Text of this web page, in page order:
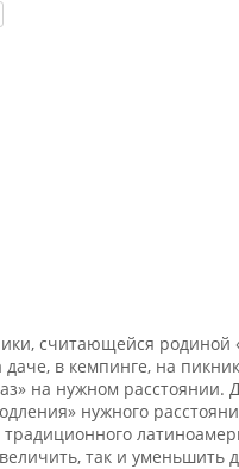
считающейся родиной
в кемпинге, на
на нужном расстоянии.
нужного
так и уменьшить